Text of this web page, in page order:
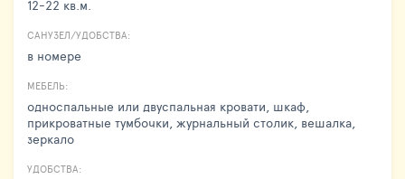
12-22 кв.м.
САНУЗЕЛ/УДОБСТВА:
в номере
МЕБЕЛЬ:
односпальные или двуспальная кровати, шкаф,
прикроватные тумбочки, журнальный столик, вешалка,
зеркало
УДОБСТВА: